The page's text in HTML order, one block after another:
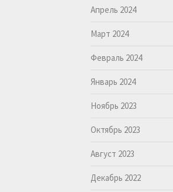
Апрель 2024
Март 2024
Февраль 2024
Январь 2024
Ноябрь 2023
Октябрь 2023
Август 2023
Декабрь 2022